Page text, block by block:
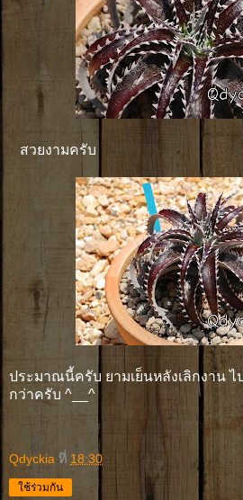
สวยงามครับ
ประมาณนี้ครับ ยามเย็นหลังเลิกงาน
กว่าครับ ^__^
Qdyckia ที่ 18:30
ใช้ร่วมกัน